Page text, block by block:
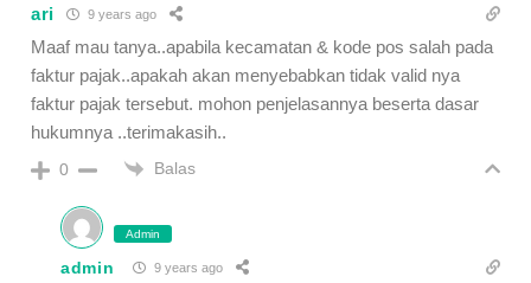
ari 9 years ago
Maaf mau tanya..apabila kecamatan & kode pos salah pada
faktur pajak..apakah akan menyebabkan tidak valid nya
faktur pajak tersebut. mohon penjelasannya beserta dasar
hukumnya ..terimakasih..
0 Balas
Admin
admin 9 years ago